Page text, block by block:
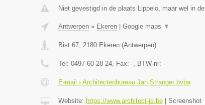
Niet gevestigd in de plaats Lippelo, maar wel in
Antwerpen» Ekeren| Google maps ▼
Bist 67, 2180 Ekeren(Antwerpen)
Tel: 0497 60 28 24, Fax: -, BTW-nr: -
E-mail › Architectenbureau Jan Stranger bvba
Website: https://www.architect-js.be| Screenshot